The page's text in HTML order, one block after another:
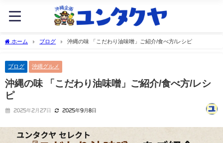
ホーム ブログ 沖縄の味 「こだわり油味噌」ご紹介/食べ方/レシピ
ブログ 沖縄グルメ
沖縄の味 「こだわり油味噌」ご紹介/食べ方/レシ
ピ
2025年2月27日 2025年9月8日